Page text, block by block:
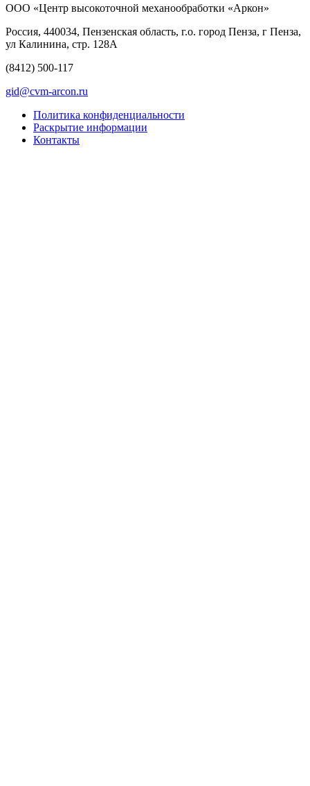
ООО «Центр высокоточной механообработки «Аркон»
Россия, 440034, Пензенская область, г.о. город Пенза, г Пенза,
ул Калинина, стр. 128А
(8412) 500-117
gid@cvm-arcon.ru
Политика конфиденциальности
Раскрытие информации
Контакты